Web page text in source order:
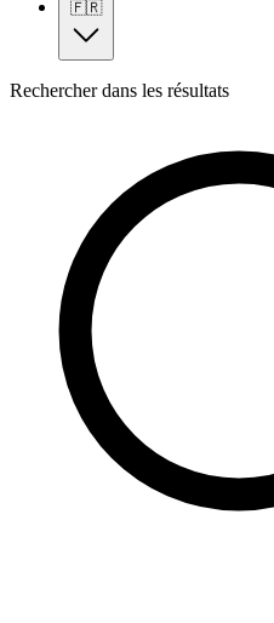
🇫🇷
Rechercher dans les résultats